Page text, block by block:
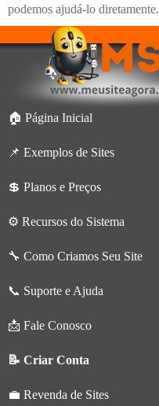
podemos ajudá-lo diretamente.
🏠 Página Inicial
📌 Exemplos de Sites
💲 Planos e Preços
⚙️ Recursos do Sistema
🔧 Como Criamos Seu Site
📞 Suporte e Ajuda
📩 Fale Conosco
📝 Criar Conta
💼 Revenda de Sites